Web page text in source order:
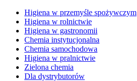
Higiena w przemyśle spożywczym
Higiena w rolnictwie
Higiena w gastronomii
Chemia instytucjonalna
Chemia samochodowa
Higiena w pralnictwie
Zielona chemia
Dla dystrybutorów